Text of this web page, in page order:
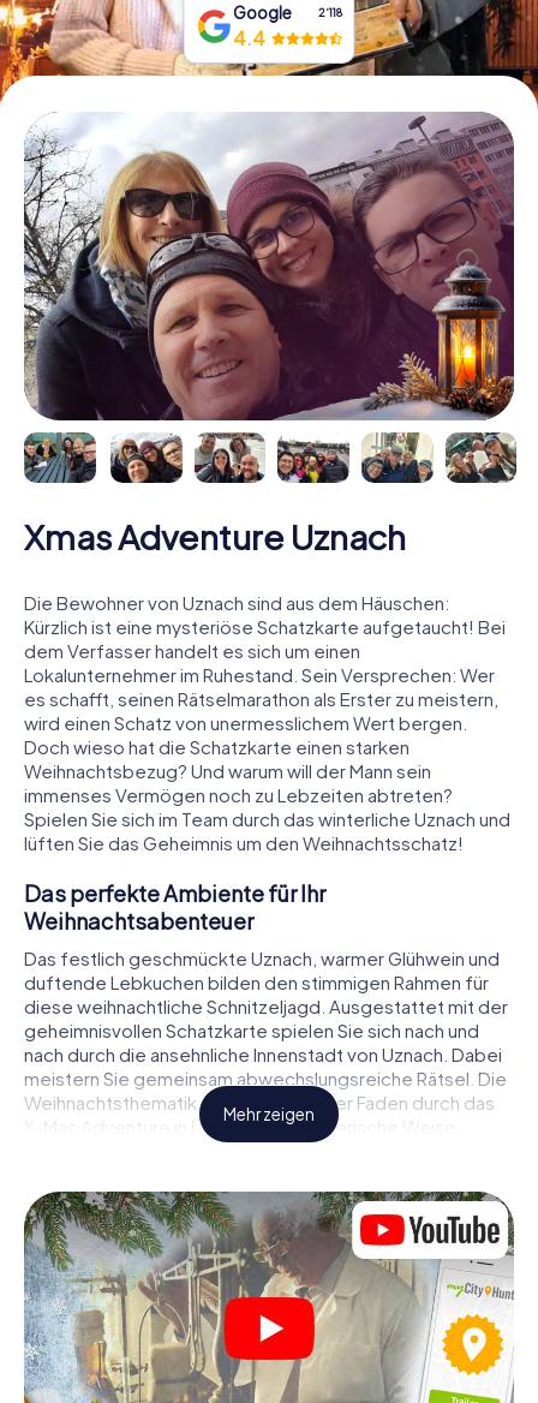
Google 2‘118
4.4
Xmas Adventure Uznach
Die Bewohner von Uznach sind aus dem Häuschen:
Kürzlich ist eine mysteriöse Schatzkarte aufgetaucht! Bei
dem Verfasser handelt es sich um einen
Lokalunternehmer im Ruhestand. Sein Versprechen: Wer
es schafft, seinen Rätselmarathon als Erster zu meistern,
wird einen Schatz von unermesslichem Wert bergen.
Doch wieso hat die Schatzkarte einen starken
Weihnachtsbezug? Und warum will der Mann sein
immenses Vermögen noch zu Lebzeiten abtreten?
Spielen Sie sich im Team durch das winterliche Uznach und
lüften Sie das Geheimnis um den Weihnachtsschatz!
Das perfekte Ambiente für Ihr
Weihnachtsabenteuer
Das festlich geschmückte Uznach, warmer Glühwein und
duftende Lebkuchen bilden den stimmigen Rahmen für
diese weihnachtliche Schnitzeljagd. Ausgestattet mit der
geheimnisvollen Schatzkarte spielen Sie sich nach und
nach durch die ansehnliche Innenstadt von Uznach. Dabei
meistern Sie gemeinsam abwechslungsreiche Rätsel. Die
Weihnachtsthematik zieht sich als roter Faden durch das
X-Mas Adventure in Uznach. Auf spielerische Weise
erfahren Sie faszinierende Anekdoten rund um das
Hinweise richtig zu deuten und anderen Schatzsuchern
stets einen Schritt voraus zu sein?
Der Weihnachtsmarkt von Uznach als
Zwischenstopp
Stellen Sie ein kompetentes Team aus Freunden oder
Familienmitgliedern zusammen und begeben Sie sich
gemeinsam auf eine weihnachtliche Rätseltour durch
Mehr zeigen